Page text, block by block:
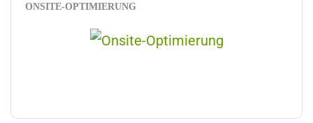
ONSITE-OPTIMIERUNG